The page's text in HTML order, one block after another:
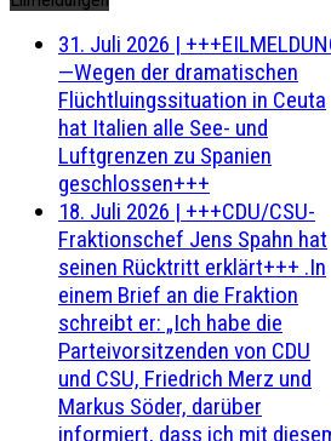
31. Juli 2026 |
—Wegen der dramatischen
Flüchtluingssituation in Ceuta
hat Italien alle See- und
Luftgrenzen zu Spanien
geschlossen+++
18. Juli 2026 | +++CDU/CSU-
Fraktionschef Jens Spahn hat
seinen Rücktritt erklärt+++ .In
einem Brief an die Fraktion
schreibt er: „Ich habe die
Parteivorsitzenden von CDU
und CSU, Friedrich Merz und
Markus Söder, darüber
informiert, dass ich mit